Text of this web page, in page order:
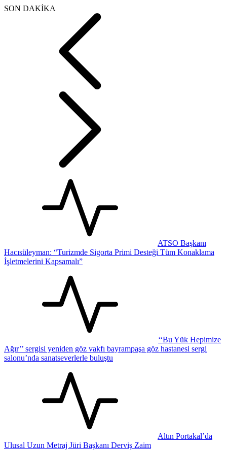
SON DAKİKA
ATSO Başkanı
Hacısüleyman: “Turizmde Sigorta Primi Desteği Tüm Konaklama
İşletmelerini Kapsamalı”
‘‘Bu Yük Hepimize
Ağır’’ sergisi yeniden göz vakfı bayrampaşa göz hastanesi sergi
salonu’nda sanatseverlerle buluştu
Altın Portakal’da
Ulusal Uzun Metraj Jüri Başkanı Derviş Zaim